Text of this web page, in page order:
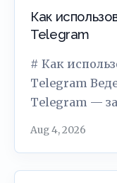
Как
Telegram
# Как
Telegram
Telegram —
Aug 4, 2026